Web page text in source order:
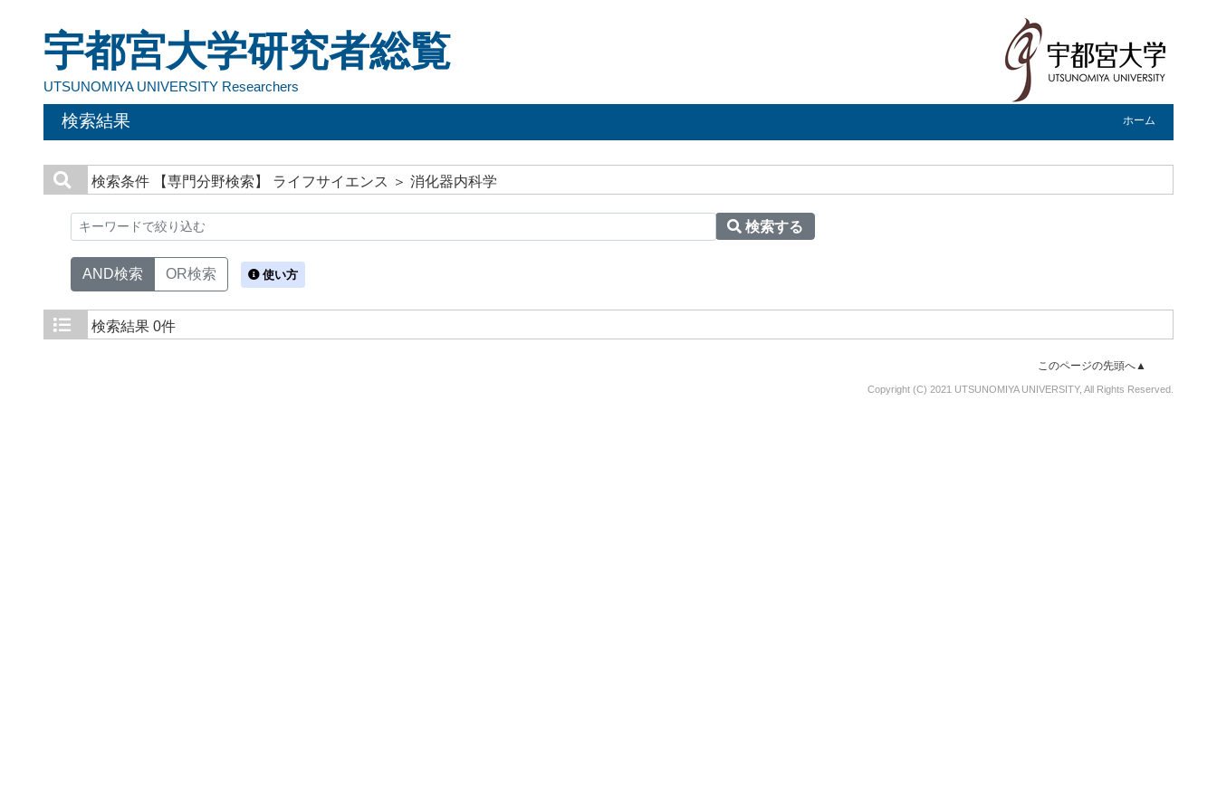
宇都宮大学研究者総覧
UTSUNOMIYA UNIVERSITY Researchers
検索結果 ホーム
検索条件 【専門分野検索】 ライフサイエンス ＞ 消化器内科学
検索する
AND検索 OR検索 使い方
検索結果 0件
このページの先頭へ▲
Copyright (C) 2021 UTSUNOMIYA UNIVERSITY, All Rights Reserved.